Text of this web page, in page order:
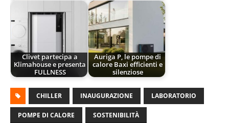
Clivet partecipa a
Klimahouse e presenta
FULLNESS
Auriga P, le pompe di
calore Baxi efficienti e
silenziose
CHILLER INAUGURAZIONE LABORATORIO
POMPE DI CALORE SOSTENIBILITÀ